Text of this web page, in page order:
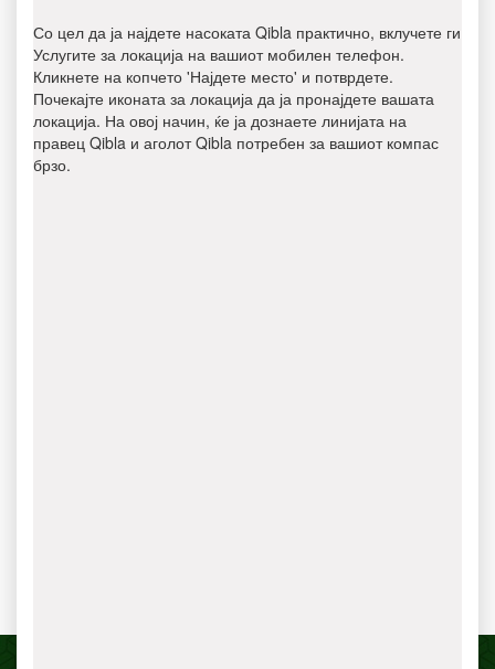
Со цел да ја најдете насоката Qibla практично, вклучете ги
Услугите за локација на вашиот мобилен телефон.
Кликнете на копчето 'Најдете место' и потврдете.
Почекајте иконата за локација да ја пронајдете вашата
локација. На овој начин, ќе ја дознаете линијата на
правец Qibla и аголот Qibla потребен за вашиот компас
брзо.